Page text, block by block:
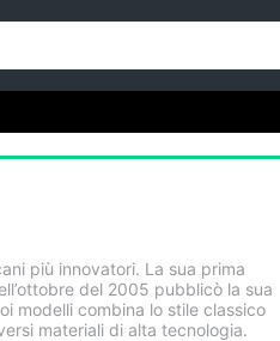
più innovatori. La sua prima
del 2005 pubblicò la sua
modelli combina lo stile classico
materiali di alta tecnologia.